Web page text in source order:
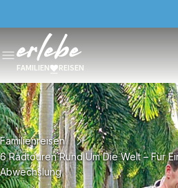
FAMILIEN REISEN
Familienreisen
6 Radtouren Rund Um Die Welt – Für
Abwechslung